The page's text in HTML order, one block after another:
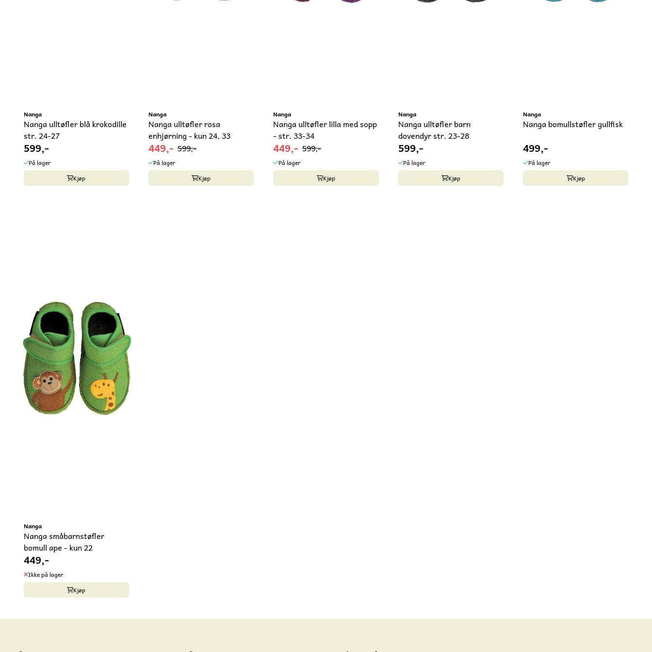
Nanga
Nanga ulltøfler blå krokodille
str. 24-27
599,-
På lager
Kjøp
Nanga
Nanga ulltøfler rosa
enhjørning - kun 24, 33
449,- 599,-
På lager
Kjøp
Nanga
Nanga ulltøfler lilla med sopp
- str. 33-34
449,- 599,-
På lager
Kjøp
Nanga
Nanga ulltøfler barn
dovendyr str. 23-28
599,-
På lager
Kjøp
Nanga
Nanga bomullstøfler gullfisk
499,-
På lager
Kjøp
Nanga
Nanga småbarnstøfler
bomull ape - kun 22
449,-
Ikke på lager
Kjøp